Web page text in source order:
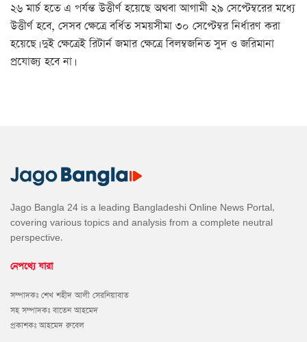
২৬ মার্চ হতে এ পর্যন্ত উত্তীর্ণ হয়েছে অথবা আগামী ২৯ সেপ্টেম্বরের মধ্যে
উত্তীর্ণ হবে, সেসব ক্ষেত্রে বর্ধিত সময়সীমা ৩০ সেপ্টেম্বর নির্ধারণ করা
হয়েছে। দুই ক্ষেত্রেই রিটার্ন জমার ক্ষেত্রে বিলম্বজনিত সুদ ও জরিমানা
প্রযোজ্য হবে না।
Jago Bangla 24 is a leading Bangladeshi Online News Portal,
covering various topics and analysis from a complete neutral
perspective.
নেপথ্যে যারা
সম্পাদকঃ শেখ শহীদ আলী সেরনিয়াবাত
সহ সম্পাদকঃ বাতেন আহমেদ
প্রকাশকঃ আহমেদ রুবেল